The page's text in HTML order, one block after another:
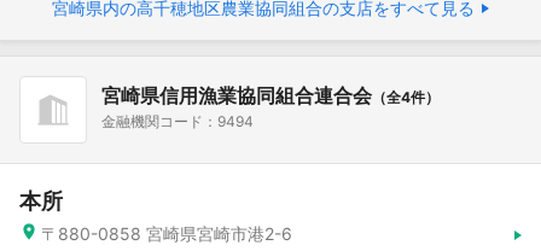
宮崎県内の高千穂地区農業協同組合の支店をすべて見る
宮崎県信用漁業協同組合連合会 （全4件）
金融機関コード：9494
本所
〒880-0858 宮崎県宮崎市港2-6